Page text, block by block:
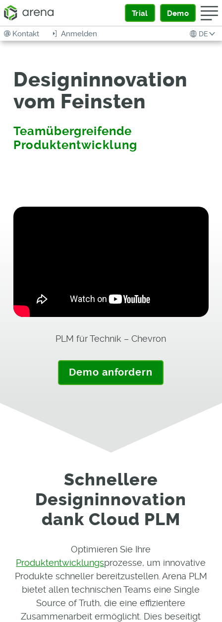
Trial Demo
DE
Anmelden
Kontakt
Designinnovation
vom Feinsten
Teamübergreifende
Produktentwicklung
PLM für Technik – Chevron
Demo anfordern
Schnellere
Designinnovation
dank Cloud PLM
Optimieren Sie Ihre
Produktentwicklungsprozesse, um innovative
Produkte schneller bereitzustellen. Arena PLM
bietet allen technischen Teams eine Single
Source of Truth, die eine effizientere
Zusammenarbeit ermöglicht. Dies beseitigt